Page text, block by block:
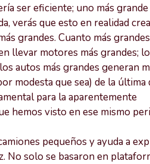
ser eficiente; uno más grande
verás que esto en realidad
grandes. Cuanto más
llevar motores más grandes;
autos más grandes generan
modesta que sea) de la última
para la aparentemente
hemos visto en ese mismo
pequeños y ayuda a
No solo se basaron en